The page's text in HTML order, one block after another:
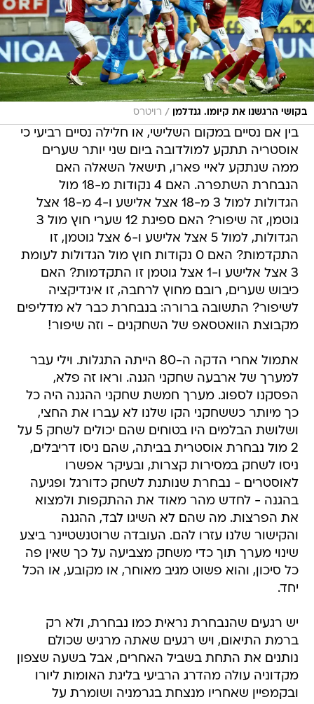
בקושי הרגשנו את קיומו. גנדלמן / רויטרס
בין אם נסיים במקום השלישי, או חלילה נסיים רביעי כי
אוסטריה תתקע למולדובה ביום שני יותר שערים
ממה שנתקע לאיי פארו, תישאל השאלה האם
הנבחרת השתפרה. האם 4 נקודות מ-18 מול
הגדולות למול 3 מ-18 אצל אלישע ו-4 מ-18 אצל
גוטמן, זה שיפור? האם ספיגת 12 שערי חוץ מול 3
הגדולות, למול 5 אצל אלישע ו-6 אצל גוטמן, זו
התקדמות? האם 0 נקודות חוץ מול הגדולות לעומת
3 אצל אלישע ו-1 אצל גוטמן זו התקדמות? האם
כיבוש שערים, רובם מחוץ לרחבה, זו אינדיקציה
לשיפור? התשובה ברורה: בנבחרת כבר לא מדליפים
מקבוצת הוואטסאפ של השחקנים - וזה שיפור!
אתמול אחרי הדקה ה-80 הייתה התגלות. וילי עבר
למערך של ארבעה שחקני הגנה. וראו זה פלא,
הפסקנו לספוג. מערך חמשת שחקני ההגנה היה כל
כך מיותר כששחקני הקו שלנו לא עברו את החצי,
ושלושת הבלמים היו בטוחים שהם יכולים לשחק 5 על
2 מול נבחרת אוסטרית בביתה, שהם ניסו דריבלים,
ניסו לשחק במסירות קצרות, ובעיקר אפשרו
לאוסטרים - נבחרת שנותנת לשחק כדורגל ופגיעה
בהגנה - לחדש מהר מאוד את ההתקפות ולמצוא
את הפרצות. מה שהם לא השיגו לבד, ההגנה
והקישור שלנו עזרו להם. העובדה שרוטנשטיינר ביצע
שינוי מערך תוך כדי משחק מצביעה על כך שאין פה
כל סיכון, והוא פשוט מגיב מאוחר, או מקובע, או הכל
יחד.
יש רגעים שהנבחרת נראית כמו נבחרת, ולא רק
ברמת התיאום, ויש רגעים שאתה מרגיש שכולם
נותנים את התחת בשביל האחרים, אבל בשעה שצפון
מקדוניה עולה מהדרג הרביעי בליגת האומות ליורו
ובקמפיין שאחריו מנצחת בגרמניה ושומרת על